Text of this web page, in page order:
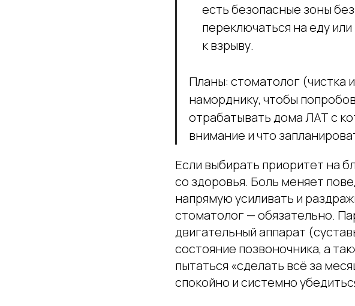
есть безопасные зоны
переключаться на еду
к взрыву.
Планы: стоматолог (чистка
наморднику, чтобы
отрабатывать дома ЛАТ с
внимание и что
Если выбирать приоритет на
со здоровья. Боль меняет
напрямую усиливать и
стоматолог — обязательно.
двигательный аппарат
состояние позвоночника, а
пытаться «сделать всё за
спокойно и системно